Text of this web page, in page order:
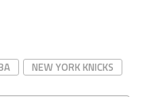
NEW YORK KNICKS